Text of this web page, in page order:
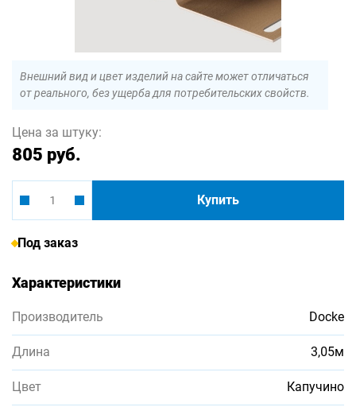
Внешний вид и цвет изделий на сайте может отличаться
от реального, без ущерба для потребительских свойств.
Цена за штуку:
805 руб.
Купить
Под заказ
Характеристики
Производитель Docke
Длина 3,05м
Цвет Капучино